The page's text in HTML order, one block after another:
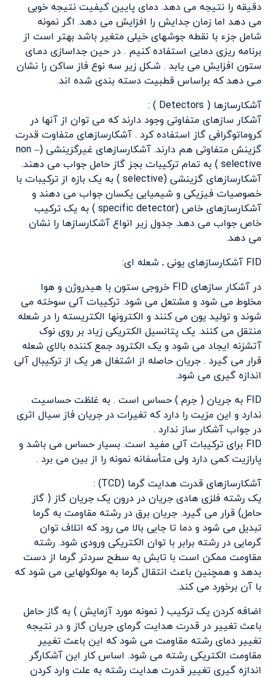
دقیقه را نتیجه می دهد. دمای پایین کیفیت نتیجه خوبی
می دهد اما زمان جدایش را افزایش می دهد. اگر نمونه
شامل جزء با نقطه جوشهای خیلی متغیر باشد بهتر است از
برنامه ریزی دمایی استفاده کنیم . در حین جداسازی دمـای
ستون افزایش می یابد . شـکل زیر سه نوع فاز ساكن را نشان
مـی دهد که براساس قطبیت دسته بندی شده اند.
آشکارسازها ( Detectors ) :
آشکار سازهای متفاوتی وجود دارند که می توان از آنها در
کروماتوگرافی گاز استفاده کرد . آشکارسازهای متفاوت قدرت
گزینش متفاوتی هم دارند. آشکارسازهای غیرگزینشی (non –
selective ) به تمام ترکیبات بجز گاز حامل جواب می دهند.
آشکارسازهای گزینشی (selective ) به یک بازه از ترکیبات با
خصوصیات فیزیکی و شیمیایی یکسان جواب می دهند و
آشکارسازهای خاص (specific detector ) به یک ترکیب
خاص جواب می دهد. جدول زیر انواع آشکارسازها را نشان
می دهد.
FID آشکارسازهای یونی ـ شعله ای:
در آشکار سازهای FID خروجی ستون با هیدروژن و هوا
مخلوط می شود و مشتعل می شود. ترکیبات آلی سوخته می
شوند و تولید یون می کنند و الکترونها الکتریسته را در شعله
منتقل می کنند. یک پتانسیل الکتریکی زیاد بر روی نوک
آتشزنه ایجاد می شود و یک الکترود جمع کننده بالای شعله
قرار می گیرد . جریان حاصله از اشتغال هر یک از ترکیبال آلی
اندازه گیری می شود.
FID به جریان ( جرم ) حساس است . به غلظت حساسیت
ندارد و این مزیت را دارد که تغیرات در جریان فاز سیال اثری
در جواب آشکار ساز ندارد .
FID برای ترکیبات آلی مفید است. بسیار حساس می باشد و
پارازیت کمی دارد ولی متأسفانه نمونه را از بین می برد .
آشکارسازهای قدرت هدایت گرما (TCD) :
یک رشته فلزی هادی جریان در درون یک جریان گاز ( گاز
حامل) قرار می گیرد. جریان برق در رشته مقاومت به گرما
تبدیل می شود و دما تا جایی بالا می رود که اتلاف توان
گرمایی در رشته برابر با توان الکتریکی ورودی شود. رشته
مقاومت ممکن است با تابش به سطح سردتر گرما از دست
بدهد و همچنین باعث انتقال گرما به مولکولهایی می شود که
با آن برخورد می کند.
اضافه کردن یک ترکیب ( نمونه مورد آزمایش ) به گاز حامل
باعث تغییر در قدرت هدایت گرمای جریان گاز و در نتیجه
تغییر دمای رشته مقاومت می شود که این باعث تغییر
مقاومت الکتریکی رشته می شود. اساس کار این آشکارگر
اندازه گیری تغییر قدرت هدایت رشته به علت وارد کردن